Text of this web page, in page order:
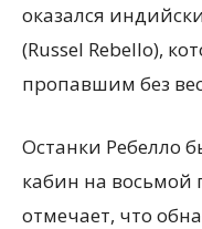
оказался
(Russel Rebello),
пропавшим без
Останки Ребелло
кабин на восьмой
отмечает, что